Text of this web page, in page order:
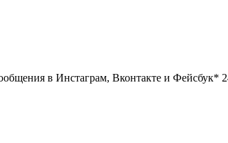
в Инстаграм, Вконтакте и Фейсбук*